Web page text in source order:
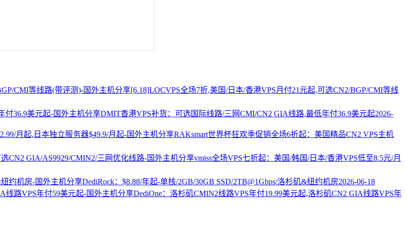
[6.18]LOCVPS全场7折,美国/日本/香港VPS月付21元起,可选CN2/BGP/CMI等线
DMIT香港VPS补货：可选国际线路/三网CMI/CN2 GIA线路,最低年付36.9美元起2026-
RAKsmart世界杯狂欢季促销全场6折起：美国精品CN2 VPS主机
vmiss全场VPS七折起：美国/韩国/日本/香港VPS低至8.5元/月
DediRock：$8.88/年起-单核/2GB/30GB SSD/2TB@1Gbps/洛杉矶&纽约机房2026-06-18
DediOne：洛杉矶CMIN2线路VPS年付19.99美元起,洛杉矶CN2 GIA线路VPS年